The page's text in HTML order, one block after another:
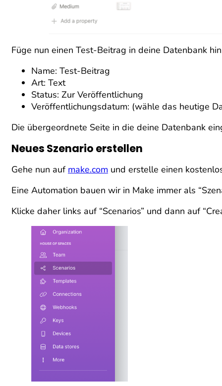
Füge nun einen Test-Beitrag in deine Datenbank
Name: Test-Beitrag
Art: Text
Status: Zur Veröffentlichung
Veröffentlichungsdatum: (wähle das heutige
Die übergeordnete Seite in die deine Datenbank
Neues Szenario erstellen
Gehe nun auf make.com und erstelle einen
Eine Automation bauen wir in Make immer als
Klicke daher links auf “Scenarios” und dann auf